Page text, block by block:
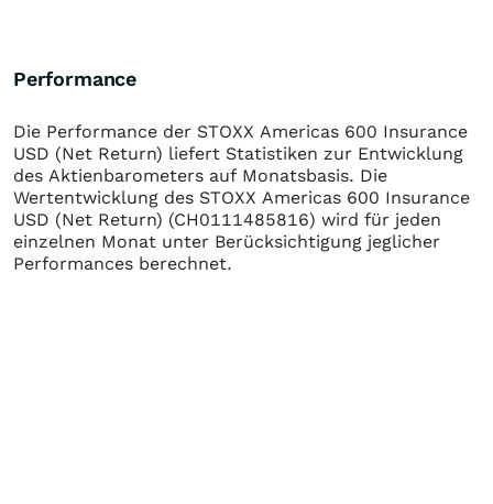
Performance
Die Performance der STOXX Americas 600 Insurance
USD (Net Return) liefert Statistiken zur Entwicklung
des Aktienbarometers auf Monatsbasis. Die
Wertentwicklung des STOXX Americas 600 Insurance
USD (Net Return) (CH0111485816) wird für jeden
einzelnen Monat unter Berücksichtigung jeglicher
Performances berechnet.